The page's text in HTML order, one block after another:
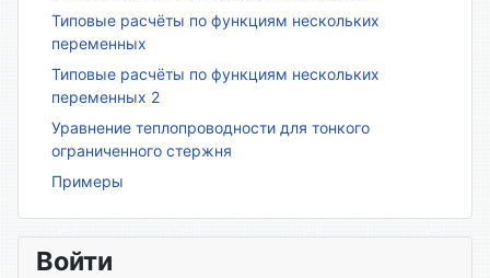
Типовые расчёты по функциям нескольких
переменных
Типовые расчёты по функциям нескольких
переменных 2
Уравнение теплопроводности для тонкого
ограниченного стержня
Примеры
Войти